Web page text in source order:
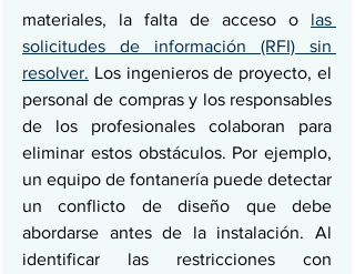
materiales, la falta de acceso o las
solicitudes de información (RFI) sin
resolver. Los ingenieros de proyecto, el
personal de compras y los responsables
de los profesionales colaboran para
eliminar estos obstáculos. Por ejemplo,
un equipo de fontanería puede detectar
un conflicto de diseño que debe
abordarse antes de la instalación. Al
identificar las restricciones con